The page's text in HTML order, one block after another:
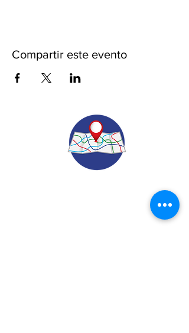
Compartir este evento